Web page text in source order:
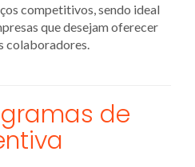
competitivos, sendo ideal
que desejam oferecer
colaboradores.
de